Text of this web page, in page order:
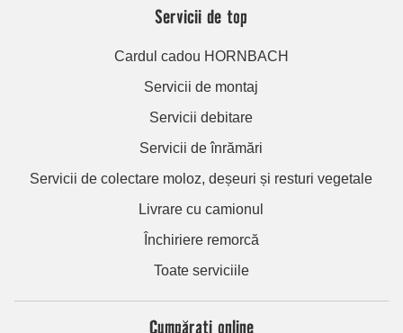
Servicii de top
Cardul cadou HORNBACH
Servicii de montaj
Servicii debitare
Servicii de înrămări
Servicii de colectare moloz, deșeuri și resturi vegetale
Livrare cu camionul
Închiriere remorcă
Toate serviciile
Cumpărați online